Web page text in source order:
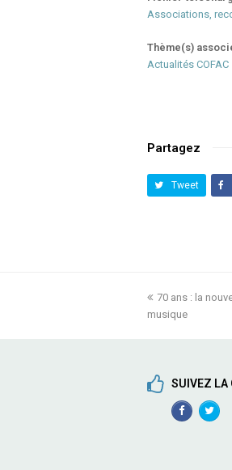
Associations,
Thème(s)
Actualités COFAC
Partagez
Tweet
previous
post:
70 ans : la
musique
SUIVEZ LA
Facebook